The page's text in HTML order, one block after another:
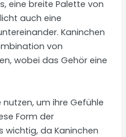
eine breite Palette von
auch eine
Kaninchen
von
wobei das Gehör eine
um ihre Gefühle
Form der
wichtig, da Kaninchen